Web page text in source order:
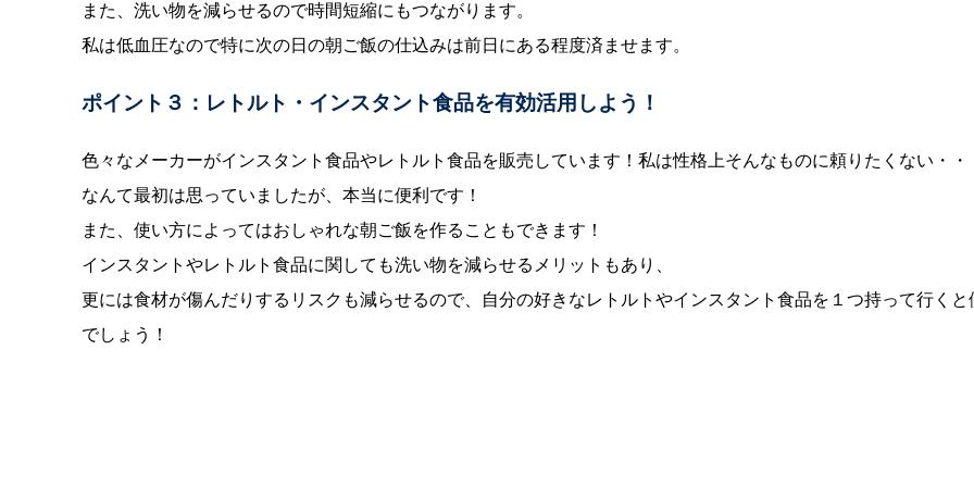
また、洗い物を減らせるので時間短縮にもつながります。
私は低血圧なので特に次の日の朝ご飯の仕込みは前日にある程度済ませます。
ポイント３：レトルト・インスタント食品を有効活用しよう！
色々なメーカーがインスタント食品やレトルト食品を販売しています！私は性格上そんなものに頼りたくない・・
なんて最初は思っていましたが、本当に便利です！
また、使い方によってはおしゃれな朝ご飯を作ることもできます！
インスタントやレトルト食品に関しても洗い物を減らせるメリットもあり、
更には食材が傷んだりするリスクも減らせるので、自分の好きなレトルトやインスタント食品を１つ持って行くと
でしょう！